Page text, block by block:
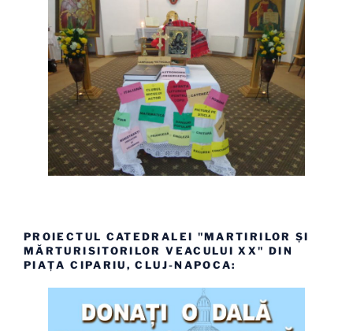
PROIECTUL CATEDRALEI "MARTIRILOR ȘI
MĂRTURISITORILOR VEACULUI XX" DIN
PIAȚA CIPARIU, CLUJ-NAPOCA: